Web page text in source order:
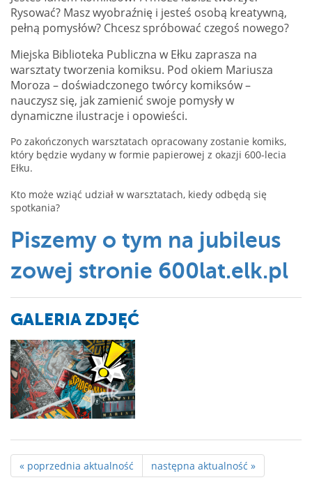
Rysować? Masz wyobraźnię i jesteś osobą kreatywną,
pełną pomysłów? Chcesz spróbować czegoś nowego?
Miejska Biblioteka Publiczna w Ełku zaprasza na
warsztaty tworzenia komiksu. Pod okiem Mariusza
Moroza – doświadczonego twórcy komiksów –
nauczysz się, jak zamienić swoje pomysły w
dynamiczne ilustracje i opowieści.
Po zakończonych warsztatach opracowany zostanie komiks,
który będzie wydany w formie papierowej z okazji 600-lecia
Ełku.
Kto może wziąć udział w warsztatach, kiedy odbędą się
spotkania?
Piszemy o tym na jubileus
zowej stronie 600lat.elk.pl
GALERIA ZDJĘĆ
« poprzednia aktualność następna aktualność »